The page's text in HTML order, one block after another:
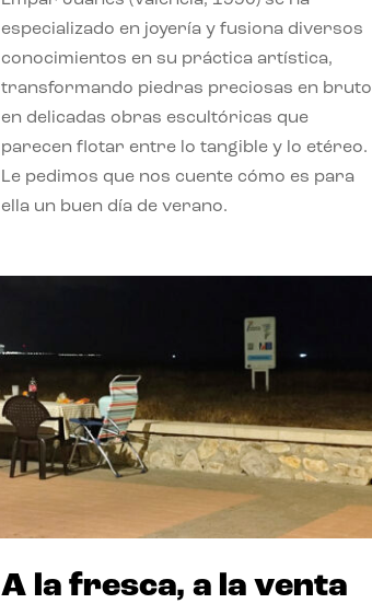
especializado en joyería y fusiona diversos
conocimientos en su práctica artística,
transformando piedras preciosas en bruto
en delicadas obras escultóricas que
parecen flotar entre lo tangible y lo etéreo.
Le pedimos que nos cuente cómo es para
ella un buen día de verano.
A la fresca, a la venta